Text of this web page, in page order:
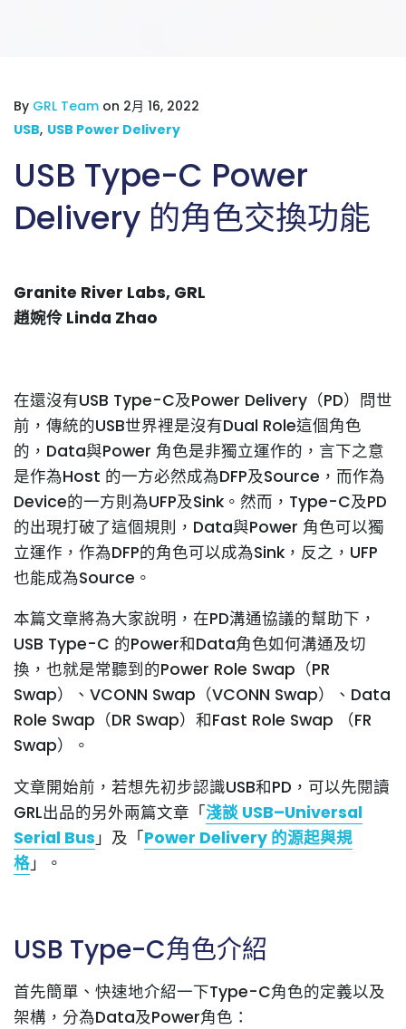
By GRL Team on 2月 16, 2022
USB, USB Power Delivery
USB Type-C Power
Delivery 的角色交換功能
Granite River Labs, GRL
趙婉伶 Linda Zhao
在還沒有USB Type-C及Power Delivery（PD）問世
前，傳統的USB世界裡是沒有Dual Role這個角色
的，Data與Power 角色是非獨立運作的，言下之意
是作為Host 的一方必然成為DFP及Source，而作為
Device的一方則為UFP及Sink。然而，Type-C及PD
的出現打破了這個規則，Data與Power 角色可以獨
立運作，作為DFP的角色可以成為Sink，反之，UFP
也能成為Source。
本篇文章將為大家說明，在PD溝通協議的幫助下，
USB Type-C 的Power和Data角色如何溝通及切
換，也就是常聽到的Power Role Swap（PR
Swap）、VCONN Swap（VCONN Swap）、Data
Role Swap（DR Swap）和Fast Role Swap （FR
Swap）。
文章開始前，若想先初步認識USB和PD，可以先閱讀
GRL出品的另外兩篇文章「淺談 USB–Universal
Serial Bus 」及「Power Delivery 的源起與規
格」。
USB Type-C角色介紹
首先簡單、快速地介紹一下Type-C角色的定義以及
架構，分為Data及Power角色：